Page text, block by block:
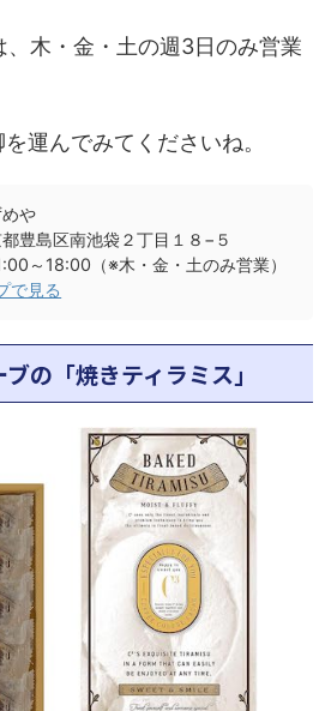
木・金・土の週3日のみ営業
運んでみてくださいね。
めや
都豊島区南池袋２丁目１８−５
～18:00（※木・金・土のみ営業）
で見る
の「焼きティラミス」